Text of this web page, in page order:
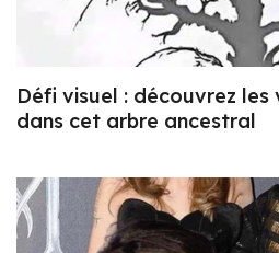
Défi visuel : découvrez les
dans cet arbre ancestral